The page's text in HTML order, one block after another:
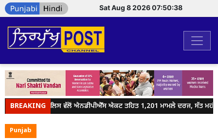
Sat Aug 8 2026 07:50:38
BREAKING
ਜਲੰਧਰ ਪੁਲਿਸ ਵੱਲੋਂ ਐਨਡੀਪੀਐੱਸ ਐਕਟ ਤਹਿਤ 1,201 ਮਾਮਲੇ ਦਰਜ, ਸੱਤ
Punjab